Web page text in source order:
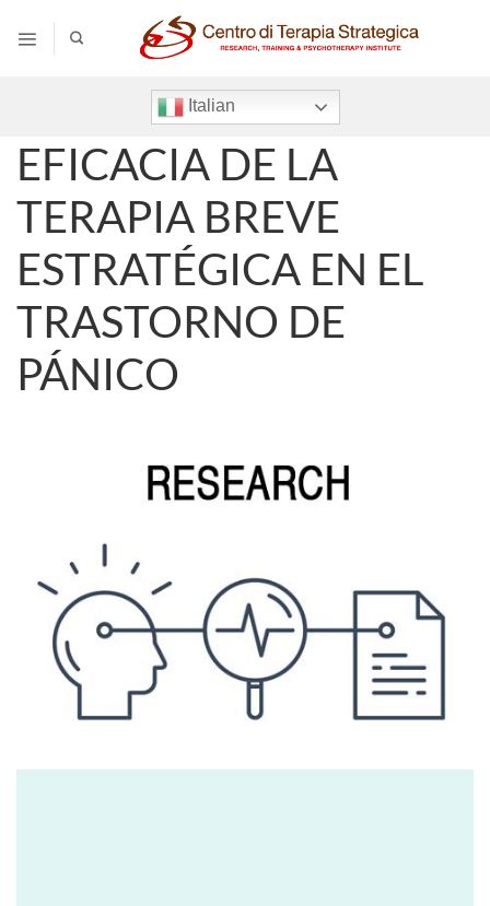
contenuti
Italian
EFICACIA DE LA
TERAPIA BREVE
ESTRATÉGICA EN EL
TRASTORNO DE
PÁNICO